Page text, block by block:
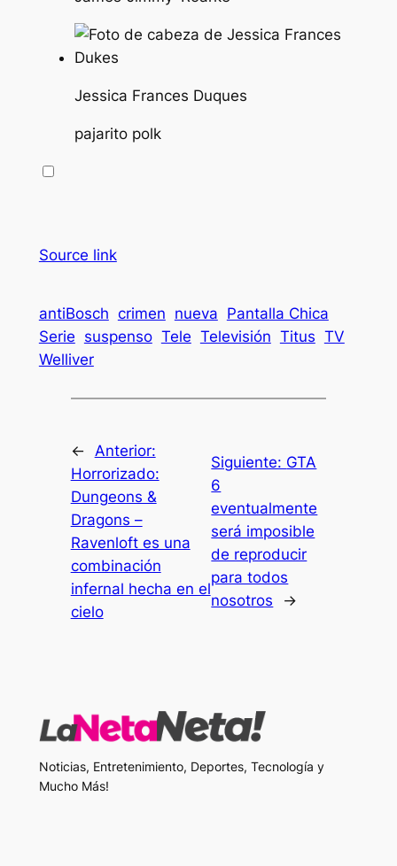
Jessica Frances Duques
pajarito polk
Source link
antiBosch crimen nueva Pantalla Chica
Serie suspenso Tele Televisión Titus TV
Welliver
← Anterior:
Horrorizado:
Dungeons &
Dragons –
Ravenloft es una
combinación
infernal hecha en el
cielo
Siguiente: GTA
6
eventualmente
será imposible
de reproducir
para todos
nosotros
→
Noticias, Entretenimiento, Deportes, Tecnología y
Mucho Más!